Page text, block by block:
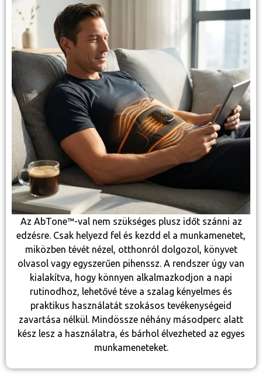
Az AbTone™-val nem szükséges plusz időt szánni az
edzésre. Csak helyezd fel és kezdd el a munkamenetet,
miközben tévét nézel, otthonról dolgozol, könyvet
olvasol vagy egyszerűen pihenssz. A rendszer úgy van
kialakítva, hogy könnyen alkalmazkodjon a napi
rutinodhoz, lehetővé téve a szalag kényelmes és
praktikus használatát szokásos tevékenységeid
zavartása nélkül. Mindössze néhány másodperc alatt
kész lesz a használatra, és bárhol élvezheted az egyes
munkameneteket.